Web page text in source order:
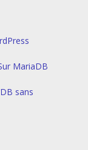
MariaDB
sans